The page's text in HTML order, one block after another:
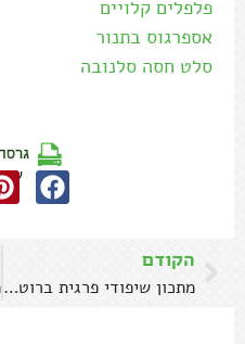
פלפלים קלויים
אספרגוס בתנור
סלט חסה סלנובה
הקודם
מתכון שיפודי פרגית ברוטב סאטה